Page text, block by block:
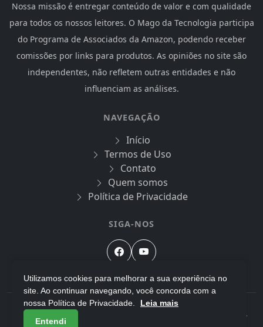
Nossa missão é entregar conteúdo de valor e com qualidade
para todos os nossos leitores. O Mago da Tecnologia participa
do Programa de Associados da Amazon, podendo receber
comissões por links para produtos. As opiniões no site são
independentes, não refletem outras entidades e não
influenciam as análises.
NAVEGAÇÃO
Início
Termos de Uso
Contato
Quem somos
Política de Privacidade
SIGA-NOS
© 2026 Mago da Tecnologia - Todos os direitos reservados.
Utilizamos cookies para melhorar a sua experiência no
site. Ao continuar navegando, você concorda com a
nossa Política de Privacidade.
Leia mais
Entendi